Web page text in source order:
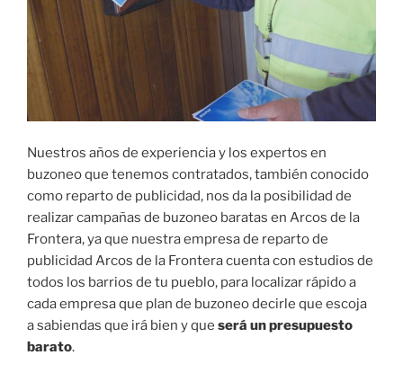
Nuestros años de experiencia y los expertos en
buzoneo que tenemos contratados, también conocido
como reparto de publicidad, nos da la posibilidad de
realizar campañas de buzoneo baratas en Arcos de la
Frontera, ya que nuestra empresa de reparto de
publicidad Arcos de la Frontera cuenta con estudios de
todos los barrios de tu pueblo, para localizar rápido a
cada empresa que plan de buzoneo decirle que escoja
a sabiendas que irá bien y que será un presupuesto
barato.